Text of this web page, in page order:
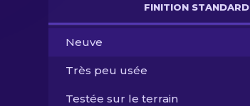
FINITION STANDARD
Neuve
Très peu usée
Testée sur le terrain